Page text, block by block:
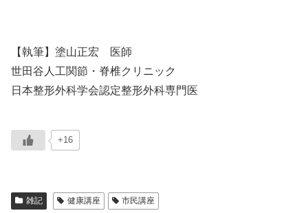
【執筆】塗山正宏 医師
世田谷人工関節・脊椎クリニック
日本整形外科学会認定整形外科専門医
+16
雑記 健康講座 市民講座